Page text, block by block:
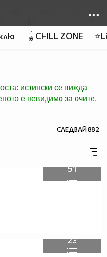
🪀CHILL ZONE
истински се вижда
е невидимо за очите.
СЛЕДВАЙ882
51
23